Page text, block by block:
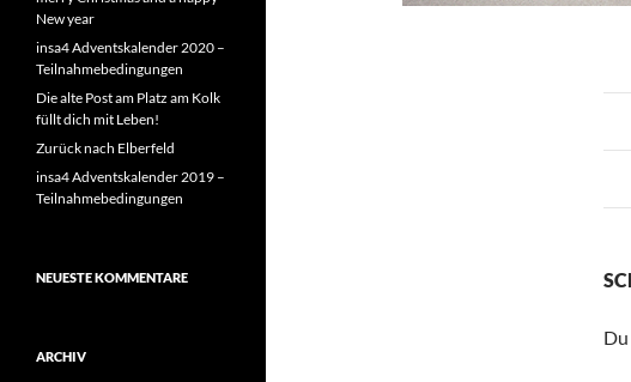
New year
insa4 Adventskalender 2020 –
Teilnahmebedingungen
Die alte Post am Platz am Kolk
füllt dich mit Leben!
Zurück nach Elberfeld
insa4 Adventskalender 2019 –
Teilnahmebedingungen
NEUESTE KOMMENTARE
ARCHIV